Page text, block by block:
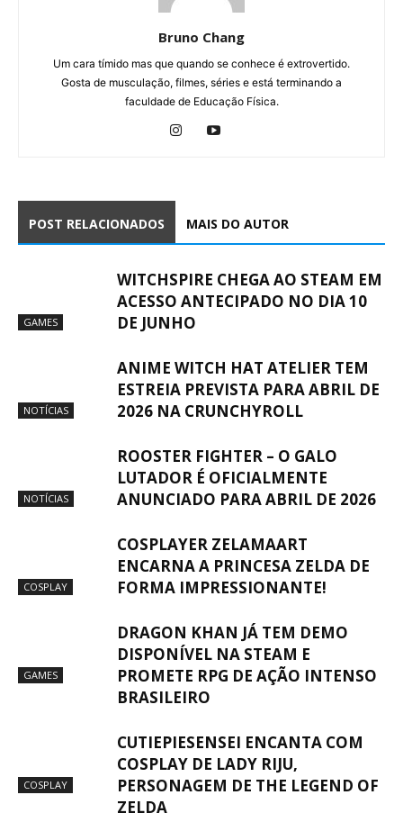
Bruno Chang
Um cara tímido mas que quando se conhece é extrovertido.
Gosta de musculação, filmes, séries e está terminando a
faculdade de Educação Física.
POST RELACIONADOS MAIS DO AUTOR
GAMES
WITCHSPIRE CHEGA AO STEAM EM
ACESSO ANTECIPADO NO DIA 10
DE JUNHO
NOTÍCIAS
ANIME WITCH HAT ATELIER TEM
ESTREIA PREVISTA PARA ABRIL DE
2026 NA CRUNCHYROLL
NOTÍCIAS
ROOSTER FIGHTER – O GALO
LUTADOR É OFICIALMENTE
ANUNCIADO PARA ABRIL DE 2026
COSPLAY
COSPLAYER ZELAMAART
ENCARNA A PRINCESA ZELDA DE
FORMA IMPRESSIONANTE!
GAMES
DRAGON KHAN JÁ TEM DEMO
DISPONÍVEL NA STEAM E
PROMETE RPG DE AÇÃO INTENSO
BRASILEIRO
COSPLAY
CUTIEPIESENSEI ENCANTA COM
COSPLAY DE LADY RIJU,
PERSONAGEM DE THE LEGEND OF
ZELDA